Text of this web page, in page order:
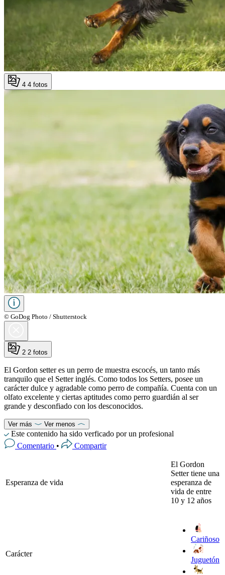
4 4 fotos
© GoDog Photo / Shutterstock
2 2 fotos
El Gordon setter es un perro de muestra escocés, un tanto más
tranquilo que el Setter inglés. Como todos los Setters, posee un
carácter dulce y agradable como perro de compañía. Cuenta con un
olfato excelente y ciertas aptitudes como perro guardián al ser
grande y desconfiado con los desconocidos.
Ver más Ver menos
Este contenido ha sido verficado por un profesional
Comentario • Compartir
Esperanza de vida
El Gordon
Setter tiene una
esperanza de
vida de entre
10 y 12 años
Carácter
Cariñoso
Juguetón